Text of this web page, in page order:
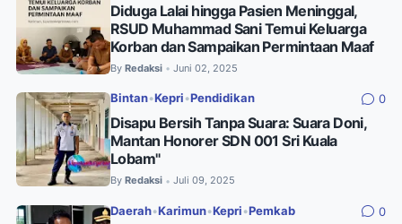
Diduga Lalai hingga Pasien Meninggal,
RSUD Muhammad Sani Temui Keluarga
Korban dan Sampaikan Permintaan Maaf
By Redaksi • Juni 02, 2025
Bintan•Kepri •Pendidikan 0
Disapu Bersih Tanpa Suara: Suara Doni,
Mantan Honorer SDN 001 Sri Kuala
Lobam"
By Redaksi • Juli 09, 2025
Daerah•Karimun•Kepri •Pemkab 0